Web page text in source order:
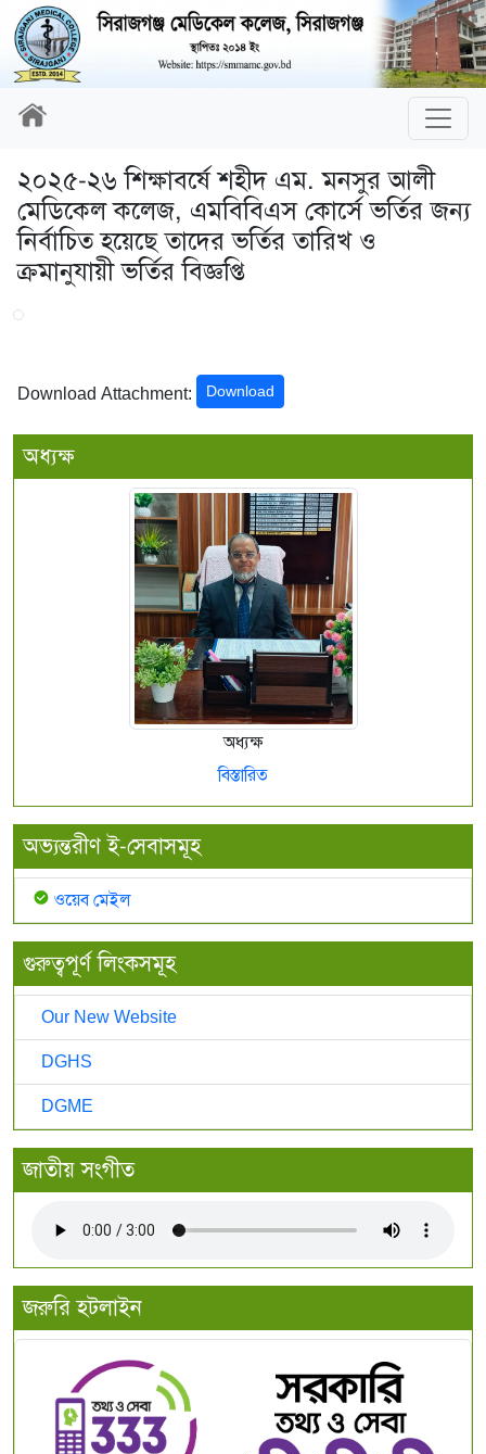
২০২৫-২৬ শিক্ষাবর্ষে শহীদ এম. মনসুর আলী
মেডিকেল কলেজ, এমবিবিএস কোর্সে ভর্তির জন্য
নির্বাচিত হয়েছে তাদের ভর্তির তারিখ ও
ক্রমানুযায়ী ভর্তির বিজ্ঞপ্তি
Download Attachment: Download
অধ্যক্ষ
অধ্যক্ষ
বিস্তারিত
অভ্যন্তরীণ ই-সেবাসমূহ
ওয়েব মেইল
গুরুত্বপূর্ণ লিংকসমূহ
Our New Website
DGHS
DGME
জাতীয় সংগীত
জরুরি হটলাইন